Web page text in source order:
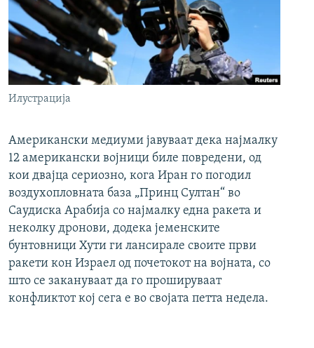
Илустрација
Американски медиуми јавуваат дека најмалку
12 американски војници биле повредени, од
кои двајца сериозно, кога Иран го погодил
воздухопловната база „Принц Султан“ во
Саудиска Арабија со најмалку една ракета и
неколку дронови, додека јеменските
бунтовници Хути ги лансирале своите први
ракети кон Израел од почетокот на војната, со
што се закануваат да го прошируваат
конфликтот кој сега е во својата петта недела.